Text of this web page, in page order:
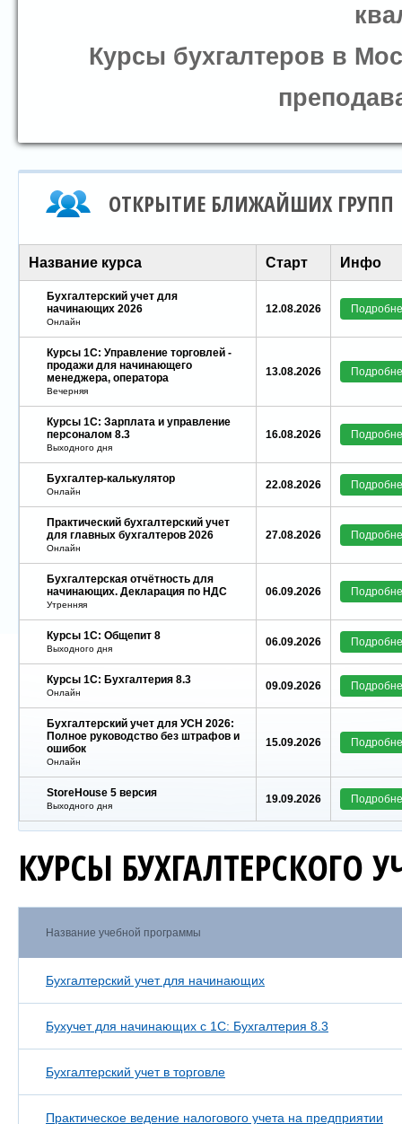
Курсы бухгалтеров в
ОТКРЫТИЕ БЛИЖАЙШИХ ГРУПП
Название курса Старт Инфо
Бухгалтерский учет для
начинающих 2026
Онлайн
12.08.2026
Курсы 1C: Управление торговлей -
продажи для начинающего
менеджера, оператора
Вечерняя
13.08.2026
Курсы 1С: Зарплата и управление
персоналом 8.3
Выходного дня
16.08.2026
Бухгалтер-калькулятор
Онлайн
22.08.2026
Практический бухгалтерский учет
для главных бухгалтеров 2026
Онлайн
27.08.2026
Бухгалтерская отчётность для
начинающих. Декларация по НДС
Утренняя
06.09.2026
Курсы 1C: Общепит 8
Выходного дня
06.09.2026
Курсы 1С: Бухгалтерия 8.3
Онлайн
09.09.2026
Бухгалтерский учет для УСН 2026:
Полное руководство без штрафов и
ошибок
Онлайн
15.09.2026
StoreHouse 5 версия
Выходного дня
19.09.2026
КУРСЫ БУХГАЛТЕРСКОГО
Название учебной программы
Бухгалтерский учет для начинающих
Бухучет для начинающих с 1С: Бухгалтерия 8.3
Бухгалтерский учет в торговле
Практическое ведение налогового учета на предприятии